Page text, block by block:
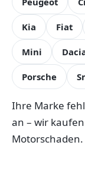
Kia Fiat
Mini
Porsche
Ihre Marke
an – wir
Motorschaden.